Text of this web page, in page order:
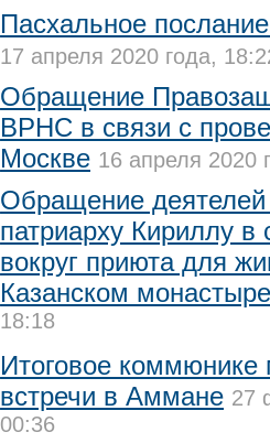
Пасхальное
17 апреля 2020 года,
Обращение
ВРНС в связи с
Москве 16 апреля 2020
Обращение деятелей
патриарху Кириллу в
вокруг приюта для
Казанском монастыре
18:18
Итоговое
встречи в Аммане 27
00:36